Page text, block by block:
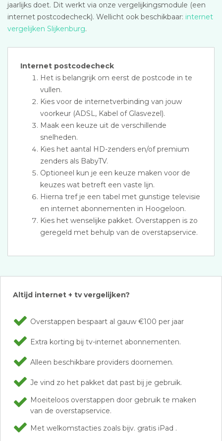
jaarlijks doet. Dit werkt via onze vergelijkingsmodule (een
internet postcodecheck). Wellicht ook beschikbaar: internet
vergelijken Slijkenburg.
Internet postcodecheck
Het is belangrijk om eerst de postcode in te
vullen.
Kies voor de internetverbinding van jouw
voorkeur (ADSL, Kabel of Glasvezel).
Maak een keuze uit de verschillende
snelheden.
Kies het aantal HD-zenders en/of premium
zenders als BabyTV.
Optioneel kun je een keuze maken voor de
keuzes wat betreft een vaste lijn.
Hierna tref je een tabel met gunstige televisie
en internet abonnementen in Hoogeloon.
Kies het wenselijke pakket. Overstappen is zo
geregeld met behulp van de overstapservice.
Altijd internet + tv vergelijken?
Overstappen bespaart al gauw €100 per jaar
Extra korting bij tv-internet abonnementen.
Alleen beschikbare providers doornemen.
Je vind zo het pakket dat past bij je gebruik.
Moeiteloos overstappen door gebruik te maken
van de overstapservice.
Met welkomstacties zoals bijv. gratis iPad .